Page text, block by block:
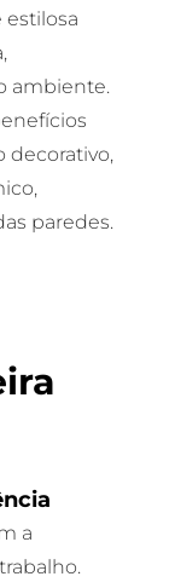
estilosa
ambiente.
decorativo,
paredes.
a